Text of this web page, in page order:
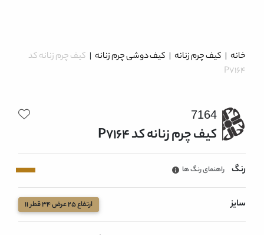
خانه | کیف چرم زنانه| کیف دوشی چرم زنانه| کیف چرم زنانه کد
P7164
7164
کیف چرم زنانه کد P7164
رنگ راهنمای رنگ ها
سایز ارتفاع 25 عرض 34 قطر 11